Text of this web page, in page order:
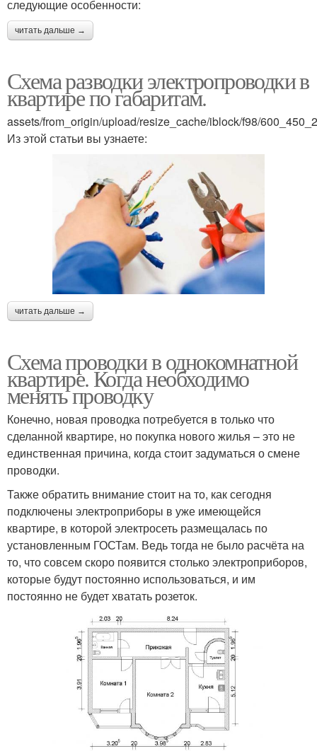
следующие особенности:
читать дальше →
Схема разводки электропроводки в
квартире по габаритам.
assets/from_origin/upload/resize_cache/iblock/f98/
Из этой статьи вы узнаете:
читать дальше →
Схема проводки в однокомнатной
квартире. Когда необходимо
менять проводку
Конечно, новая проводка потребуется в только что
сделанной квартире, но покупка нового жилья – это не
единственная причина, когда стоит задуматься о смене
проводки.
Также обратить внимание стоит на то, как сегодня
подключены электроприборы в уже имеющейся
квартире, в которой электросеть размещалась по
установленным ГОСТам. Ведь тогда не было расчёта на
то, что совсем скоро появится столько электроприборов,
которые будут постоянно использоваться, и им
постоянно не будет хватать розеток.